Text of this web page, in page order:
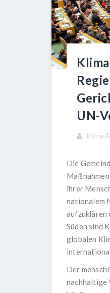
UN-
Klima-
Die
ihrer
nationalem
aufzuklären
Süden sind
globalen
Der
nachhaltige